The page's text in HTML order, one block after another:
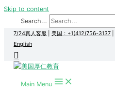
Skip to content
Search...
7/24真人客服 美国：+1(412)756-3137
English
Main Menu